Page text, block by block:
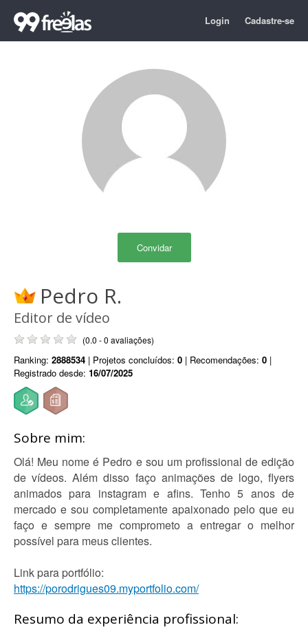
Login Cadastre-se
Convidar
Pedro R.
Editor de vídeo
(0.0 - 0 avaliações)
Ranking: 2888534 | Projetos concluídos: 0 | Recomendações: 0 |
Registrado desde: 16/07/2025
Sobre mim:
Olá! Meu nome é Pedro e sou um profissional de edição
de vídeos. Além disso faço animações de logo, flyers
animados para instagram e afins. Tenho 5 anos de
mercado e sou completamente apaixonado pelo que eu
faço e sempre me comprometo a entregar o melhor
possível para meus clientes.
Link para portfólio:
https://porodrigues09.myportfolio.com/
Resumo da experiência profissional: